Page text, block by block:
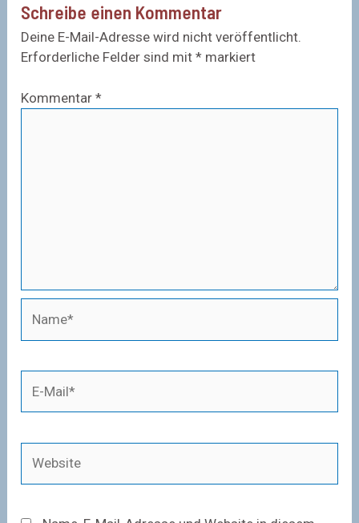
Schreibe einen Kommentar
Deine E-Mail-Adresse wird nicht veröffentlicht.
Erforderliche Felder sind mit* markiert
Kommentar*
Mail*